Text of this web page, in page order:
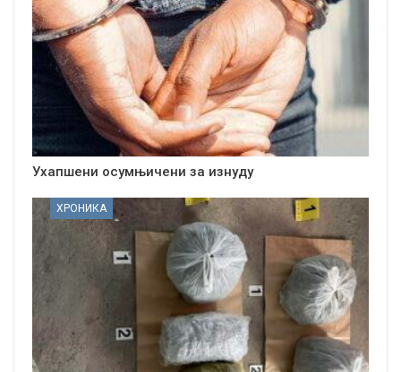
Ухапшени осумњичени за изнуду
ХРОНИКА